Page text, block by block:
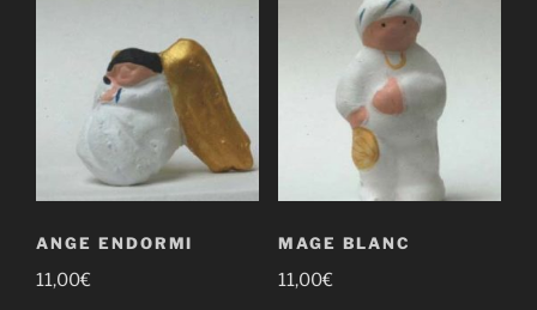
ANGE ENDORMI
11,00€
MAGE BLANC
11,00€